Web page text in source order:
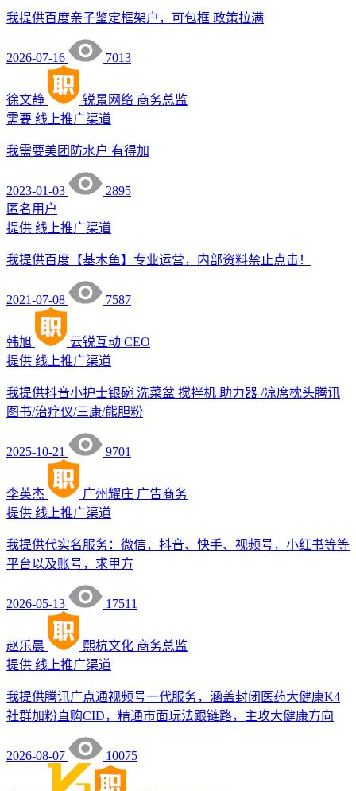
我提供百度亲子鉴定框架户，可包框 政策拉满
2026-07-16 7013
徐文静 锐景网络 商务总监
需要 线上推广渠道
我需要美团防水户 有得加
2023-01-03
2895
匿名用户
提供 线上推广渠道
我提供百度【基木鱼】专业运营，内部资料禁止点击！
2021-07-08 7587
韩旭 云锐互动 CEO
提供 线上推广渠道
我提供抖音小护士银碗 洗菜盆 搅拌机 助力器 /凉席枕头腾讯
图书/治疗仪/三康/熊胆粉
2025-10-21 9701
李英杰 广州耀庄 广告商务
提供 线上推广渠道
我提供代实名服务：微信，抖音、快手、视频号，小红书等等
平台以及账号，求甲方
2026-05-13 17511
赵乐晨 熙杭文化 商务总监
提供 线上推广渠道
我提供腾讯广点通视频号一代服务，涵盖封闭医药大健康K4
社群加粉直购CID，精通市面玩法跟链路，主攻大健康方向
2026-08-07 10075